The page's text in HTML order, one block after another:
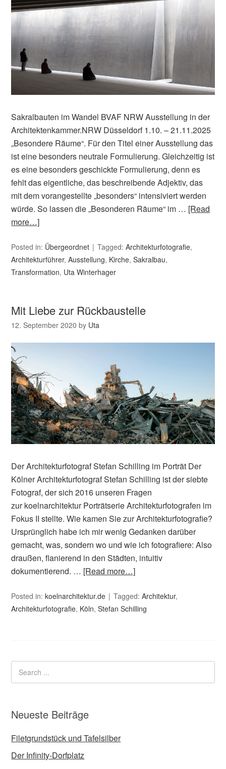
Sakralbauten im Wandel BVAF NRW Ausstellung in der
Architektenkammer.NRW Düsseldorf 1.10. – 21.11.2025
„Besondere Räume“. Für den Titel einer Ausstellung das
ist eine besonders neutrale Formulierung. Gleichzeitig ist
es eine besonders geschickte Formulierung, denn es
fehlt das eigentliche, das beschreibende Adjektiv, das
mit dem vorangestellte „besonders“ intensiviert werden
würde. So lassen die „Besonderen Räume“ im … [Read
more…]
Posted in: Übergeordnet Tagged:Architekturfotografie,
Architekturführer,Ausstellung, Kirche,Sakralbau,
Transformation, Uta Winterhager
Mit Liebe zur Rückbaustelle
12. September 2020 by Uta
Der Architekturfotograf Stefan Schilling im Porträt Der
Kölner Architekturfotograf Stefan Schilling ist der siebte
Fotograf, der sich 2016 unseren Fragen
zur koelnarchitektur Porträtserie Architekturfotografen im
Fokus II stellte. Wie kamen Sie zur Architekturfotografie?
Ursprünglich habe ich mir wenig Gedanken darüber
gemacht, was, sondern wo und wie ich fotografiere: Also
draußen, flanierend in den Städten, intuitiv
dokumentierend. … [Read more…]
Posted in:koelnarchitektur.de Tagged:Architektur,
Architekturfotografie, Köln,Stefan Schilling
Neueste Beiträge
Filetgrundstück und Tafelsilber
Der Infinity-Dorfplatz